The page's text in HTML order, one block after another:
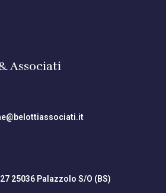
Associati
25036 Palazzolo S/O (BS)